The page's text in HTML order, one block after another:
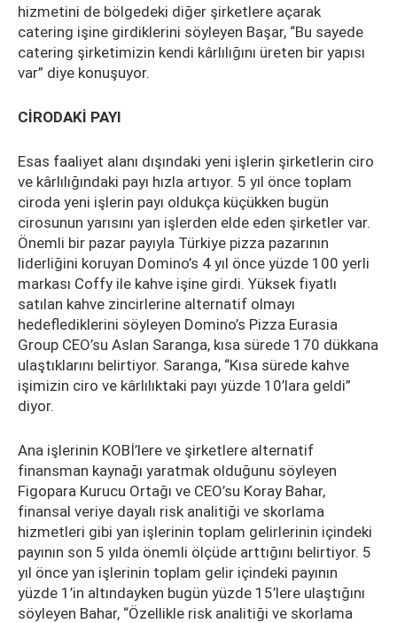
hizmetini de bölgedeki diğer şirketlere açarak
catering işine girdiklerini söyleyen Başar, “Bu sayede
catering şirketimizin kendi kârlılığını üreten bir yapısı
var” diye konuşuyor.
CİRODAKİ PAYI
Esas faaliyet alanı dışındaki yeni işlerin şirketlerin ciro
ve kârlılığındaki payı hızla artıyor. 5 yıl önce toplam
ciroda yeni işlerin payı oldukça küçükken bugün
cirosunun yarısını yan işlerden elde eden şirketler var.
Önemli bir pazar payıyla Türkiye pizza pazarının
liderliğini koruyan Domino’s 4 yıl önce yüzde 100 yerli
markası Coffy ile kahve işine girdi. Yüksek fiyatlı
satılan kahve zincirlerine alternatif olmayı
hedeflediklerini söyleyen Domino’s Pizza Eurasia
Group CEO’su Aslan Saranga, kısa sürede 170 dükkana
ulaştıklarını belirtiyor. Saranga, “Kısa sürede kahve
işimizin ciro ve kârlılıktaki payı yüzde 10’lara geldi”
diyor.
Ana işlerinin KOBİ’lere ve şirketlere alternatif
finansman kaynağı yaratmak olduğunu söyleyen
Figopara Kurucu Ortağı ve CEO’su Koray Bahar,
finansal veriye dayalı risk analitiği ve skorlama
hizmetleri gibi yan işlerinin toplam gelirlerinin içindeki
payının son 5 yılda önemli ölçüde arttığını belirtiyor. 5
yıl önce yan işlerinin toplam gelir içindeki payının
yüzde 1’in altındayken bugün yüzde 15’lere ulaştığını
söyleyen Bahar, “Özellikle risk analitiği ve skorlama